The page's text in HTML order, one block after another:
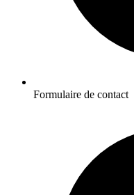
Formulaire de contact